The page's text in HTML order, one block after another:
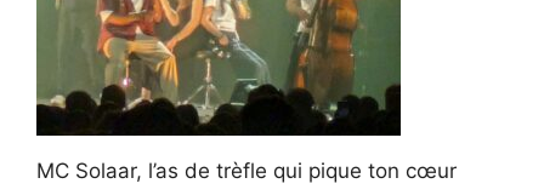
MC Solaar, l’as de trèfle qui pique ton cœur